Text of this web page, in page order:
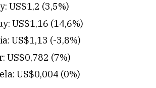
US$1,2 (3,5%)
US$1,16 (14,6%)
US$1,13 (-3,8%)
US$0,782 (7%)
US$0,004 (0%)